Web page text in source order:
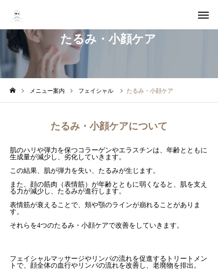
たるみ・小顔ケア
メニュー案内 フェイシャル たるみ・小顔ケア
たるみ・小顔ケアについて
肌のハリや弾力を保つコラーゲンやエラスチンは、年齢とともに
生成量が減少し、劣化していきます。
この結果、肌が弾力を失い、たるみが生じます。
また、顔の筋肉（表情筋）が年齢とともに弱くなると、肌を支え
る力が減少し、たるみが進行します。
表情筋が衰えることで、頬や顎のラインが崩れることがありま
す。
それらを4つのたるみ・小顔ケアで改善をしていきます。
フェイシャルマッサージやリンパの流れを促進するトリートメン
トで、顔全体の血行やリンパの流れを改善し、老廃物を排出。
WEB予約
アクセス オンラインショップ
メニュー案内
Youtube
オンラインショップ